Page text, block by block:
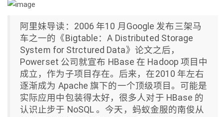
阿里妹导读：2006 年10 月Google 发布三架马
车之一的《Bigtable：A Distributed Storage
System for Strctured Data》论文之后，
Powerset 公司就宣布 HBase 在 Hadoop 项目中
成立，作为子项目存在。后来，在2010 年左右
逐渐成为 Apache 旗下的一个顶级项目。可能是
实际应用中包装得太好，很多人对于 HBase 的
认识止步于 NoSQL 。今天，蚂蚁金服的南俊从